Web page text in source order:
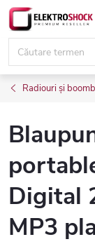
Treci
conținut
Radiouri și
Digital
MP3